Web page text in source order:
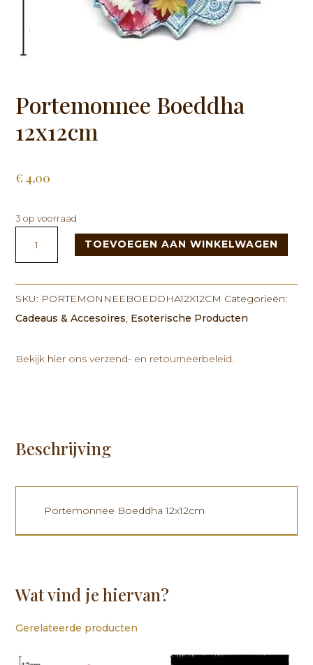
Portemonnee Boeddha
12x12cm
€ 4,00
3 op voorraad
Portemonnee
Boeddha
12x12cm
aantal
TOEVOEGEN AAN WINKELWAGEN
SKU: PORTEMONNEEBOEDDHA12X12CM Categorieën:
Cadeaus & Accesoires, Esoterische Producten
Bekijk hier ons verzend- en retourneerbeleid.
Beschrijving
Portemonnee Boeddha 12x12cm
Wat vind je hiervan?
Gerelateerde producten